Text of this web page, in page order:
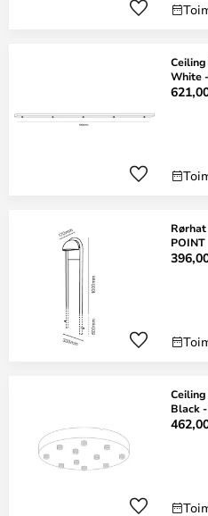
White
POINT
Black